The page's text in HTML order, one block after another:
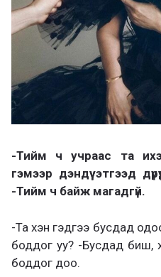
-Тийм ч учраас та
гэмээр дэндүү этгээд
-Тийм ч байж магадгүй.
-Та хэн гэдгээ бусдад
боддог уу? -Бусдад биш,
боддог доо.